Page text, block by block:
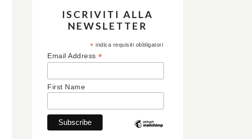
ISCRIVITI ALLA
NEWSLETTER
* indica requisiti obbligatori
Email Address *
First Name